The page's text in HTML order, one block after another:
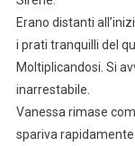
Erano distanti
i prati tranquilli del
Moltiplicandosi. Si
inarrestabile.
Vanessa rimase
spariva